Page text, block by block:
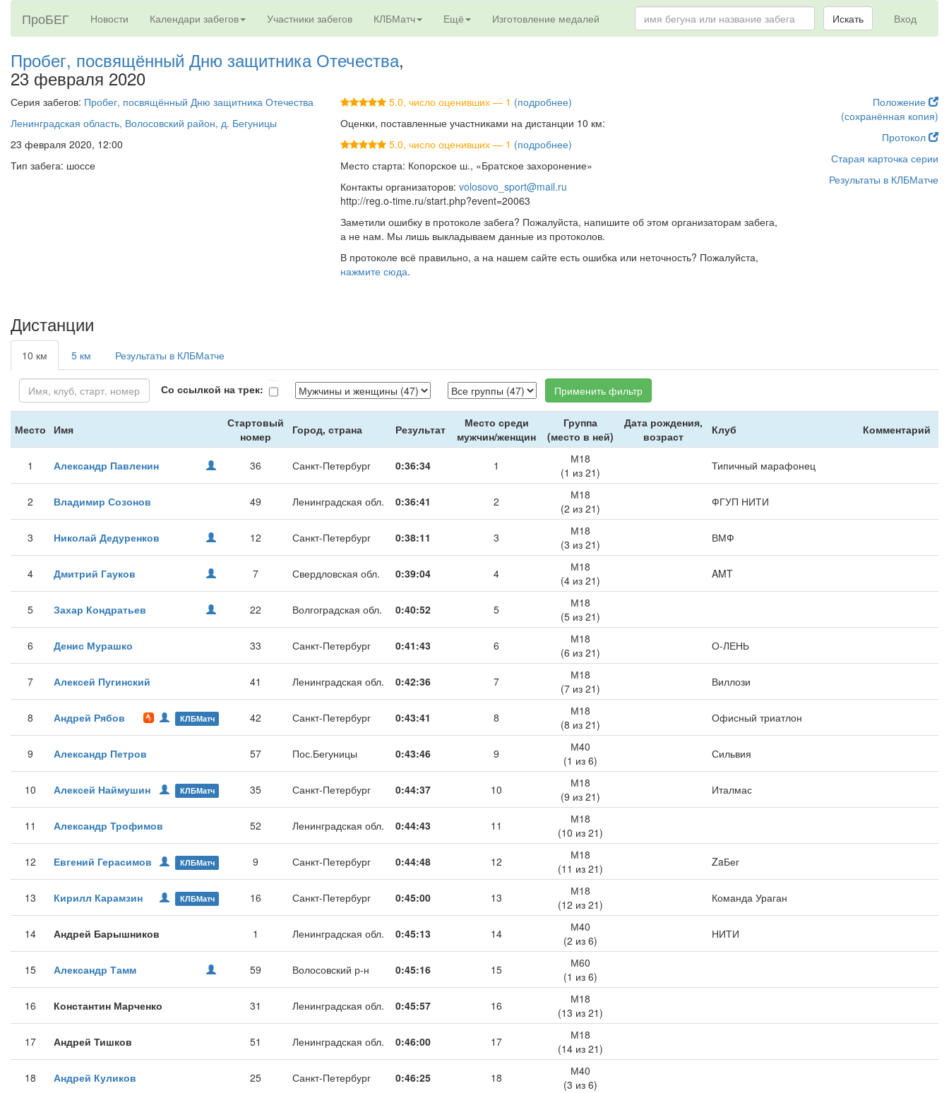
ПроБЕГ Новости Календари забегов Участники забегов КЛБМатч Ещё Изготовление медалей Вход
Искать
Пробег, посвящённый Дню защитника Отечества,
23 февраля 2020
Серия забегов: Пробег, посвящённый Дню защитника Отечества
Ленинградская область, Волосовский район, д. Бегуницы
23 февраля 2020, 12:00
Тип забега: шоссе
5.0, число оценивших — 1 (подробнее)
Оценки, поставленные участниками на дистанции 10 км:
5.0, число оценивших — 1 (подробнее)
Место старта: Копорское ш., «Братское захоронение»
Контакты организаторов: volosovo_sport@mail.ru
http://reg.o-time.ru/start.php?event=20063
Заметили ошибку в протоколе забега? Пожалуйста, напишите об этом организаторам забега,
а не нам. Мы лишь выкладываем данные из протоколов.
В протоколе всё правильно, а на нашем сайте есть ошибка или неточность? Пожалуйста,
нажмите сюда.
Положение
(сохранённая копия)
Протокол
Старая карточка серии
Результаты в КЛБМатче
Дистанции
10 км 5 км Результаты в КЛБМатче
Со ссылкой на трек: Применить фильтр
Место Имя
Стартовый
номер
Город, страна Результат
Место среди
мужчин/женщин
Группа
(место в ней)
Дата рождения,
возраст
Клуб Комментарий
1 Александр Павленин 36 Санкт-Петербург 0:36:34 1
М18
(1 из 21)
Типичный марафонец
2 Владимир Созонов 49 Ленинградская обл. 0:36:41 2
М18
(2 из 21)
ФГУП НИТИ
3 Николай Дедуренков 12 Санкт-Петербург 0:38:11 3
М18
(3 из 21)
ВМФ
4 Дмитрий Гауков 7 Свердловская обл. 0:39:04 4
М18
(4 из 21)
AMT
5 Захар Кондратьев 22 Волгоградская обл. 0:40:52 5
М18
(5 из 21)
6 Денис Мурашко 33 Санкт-Петербург 0:41:43 6
М18
(6 из 21)
О-ЛЕНЬ
7 Алексей Пугинский 41 Ленинградская обл. 0:42:36 7
М18
(7 из 21)
Виллози
8 КЛБМатч
Андрей Рябов 42 Санкт-Петербург 0:43:41 8
М18
(8 из 21)
Офисный триатлон
9 Александр Петров 57 Пос.Бегуницы 0:43:46 9
М40
(1 из 6)
Сильвия
10 КЛБМатч
Алексей Наймушин 35 Санкт-Петербург 0:44:37 10
М18
(9 из 21)
Италмас
11 Александр Трофимов 52 Ленинградская обл. 0:44:43 11
М18
(10 из 21)
12 КЛБМатч
Евгений Герасимов 9 Санкт-Петербург 0:44:48 12
М18
(11 из 21)
ZaБег
13 КЛБМатч
Кирилл Карамзин 16 Санкт-Петербург 0:45:00 13
М18
(12 из 21)
Команда Ураган
14 Андрей Барышников 1 Ленинградская обл. 0:45:13 14
М40
(2 из 6)
НИТИ
15 Александр Тамм 59 Волосовский р-н 0:45:16 15
М60
(1 из 6)
16 Константин Марченко 31 Ленинградская обл. 0:45:57 16
М18
(13 из 21)
17 Андрей Тишков 51 Ленинградская обл. 0:46:00 17
М18
(14 из 21)
18 Андрей Куликов 25 Санкт-Петербург 0:46:25 18
М40
(3 из 6)